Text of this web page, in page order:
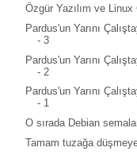
Özgür Yazılım ve Linux
Pardus'un Yarını
- 3
Pardus'un Yarını
- 2
Pardus'un Yarını
- 1
O sırada Debian
Tamam tuzağa